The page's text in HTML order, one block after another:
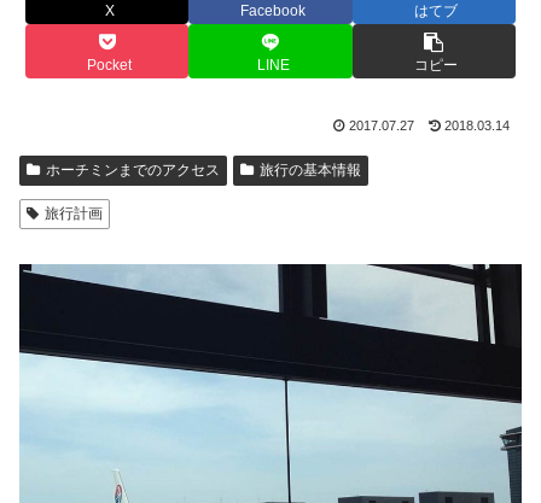
X Facebook はてブ
Pocket LINE コピー
2017.07.27 2018.03.14
ホーチミンまでのアクセス 旅行の基本情報
旅行計画